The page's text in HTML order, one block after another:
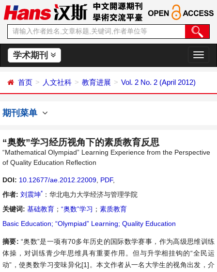
学术期刊
切
换
首页 人文社科 教育进展 Vol. 2 No. 2 (April 2012)
期刊菜单
“奥数”学习经历视角下的素质教育反思
“Mathematical Olympiad” Learning Experience from the Perspective
of Quality Education Reflection
DOI: 10.12677/ae.2012.22009 PDF,
作者: 刘震坤* ：华北电力大学经济与管理学院
关键词: 基础教育 ； “奥数”学习 ； 素质教育
Basic Education; “Olympiad” Learning; Quality Education
摘要:“奥数”是一项有70多年历史的国际数学赛事，作为高级思维训练
体操，对训练青少年思维具有重要作用。但与升学相挂钩的“全民运
动”，使奥数学习变味异化[1]。本文作者从一名大学生的视角出发，介